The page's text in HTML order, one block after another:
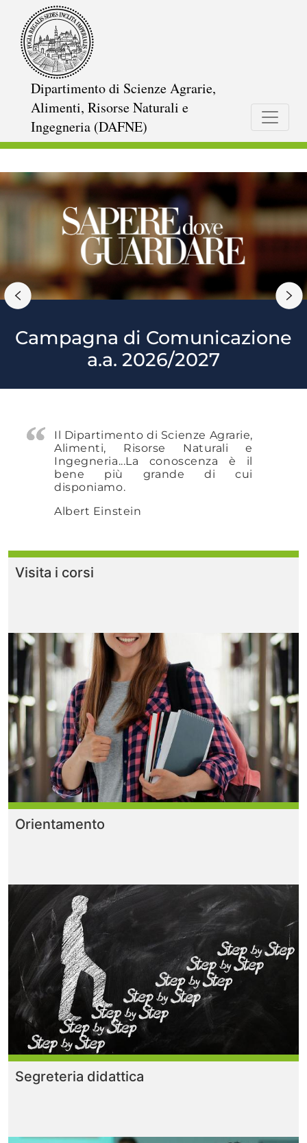
Dipartimento di Scienze Agrarie,
Alimenti, Risorse Naturali e
Ingegneria (DAFNE)
Campagna di Comunicazione
a.a. 2026/2027
Il Dipartimento di Scienze Agrarie,
Alimenti, Risorse Naturali e
Ingegneria...La conoscenza è il
bene più grande di cui
disponiamo.
Albert Einstein
Visita i corsi
Orientamento
Segreteria didattica